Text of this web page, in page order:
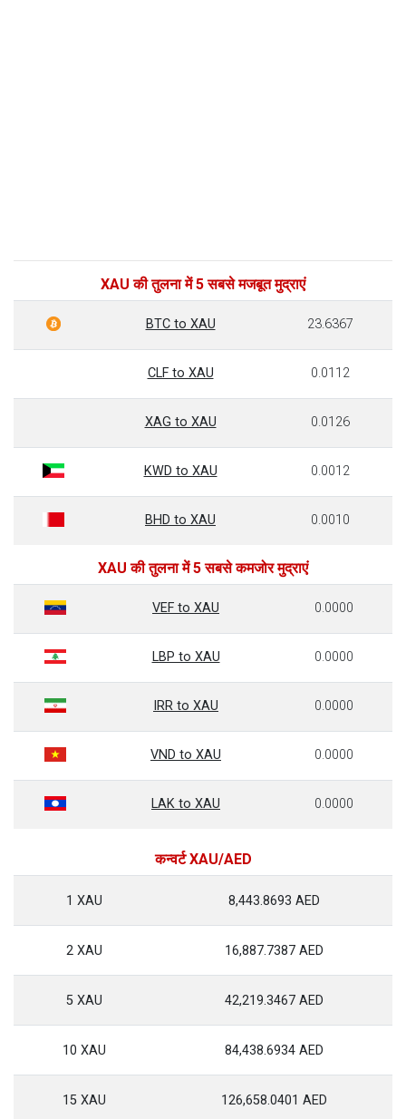
XAU की तुलना में 5 सबसे मजबूत मुद्राएं
BTC to XAU 23.6367
CLF to XAU 0.0112
XAG to XAU 0.0126
KWD to XAU 0.0012
BHD to XAU 0.0010
XAU की तुलना में 5 सबसे कमजोर मुद्राएं
VEF to XAU 0.0000
LBP to XAU 0.0000
IRR to XAU 0.0000
VND to XAU 0.0000
LAK to XAU 0.0000
कन्वर्ट XAU/AED
1 XAU 8,443.8693 AED
2 XAU 16,887.7387 AED
5 XAU 42,219.3467 AED
10 XAU 84,438.6934 AED
15 XAU 126,658.0401 AED